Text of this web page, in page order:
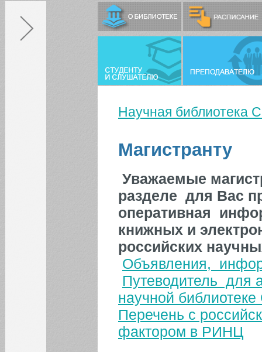
ПервокурсникуВы здесь
Научная библиотека
Магистранту
Уважаемые
разделе для Вас
оперативная
книжных и
российских
Объявления,
Путеводитель для
научной
Перечень с
фактором в РИНЦ